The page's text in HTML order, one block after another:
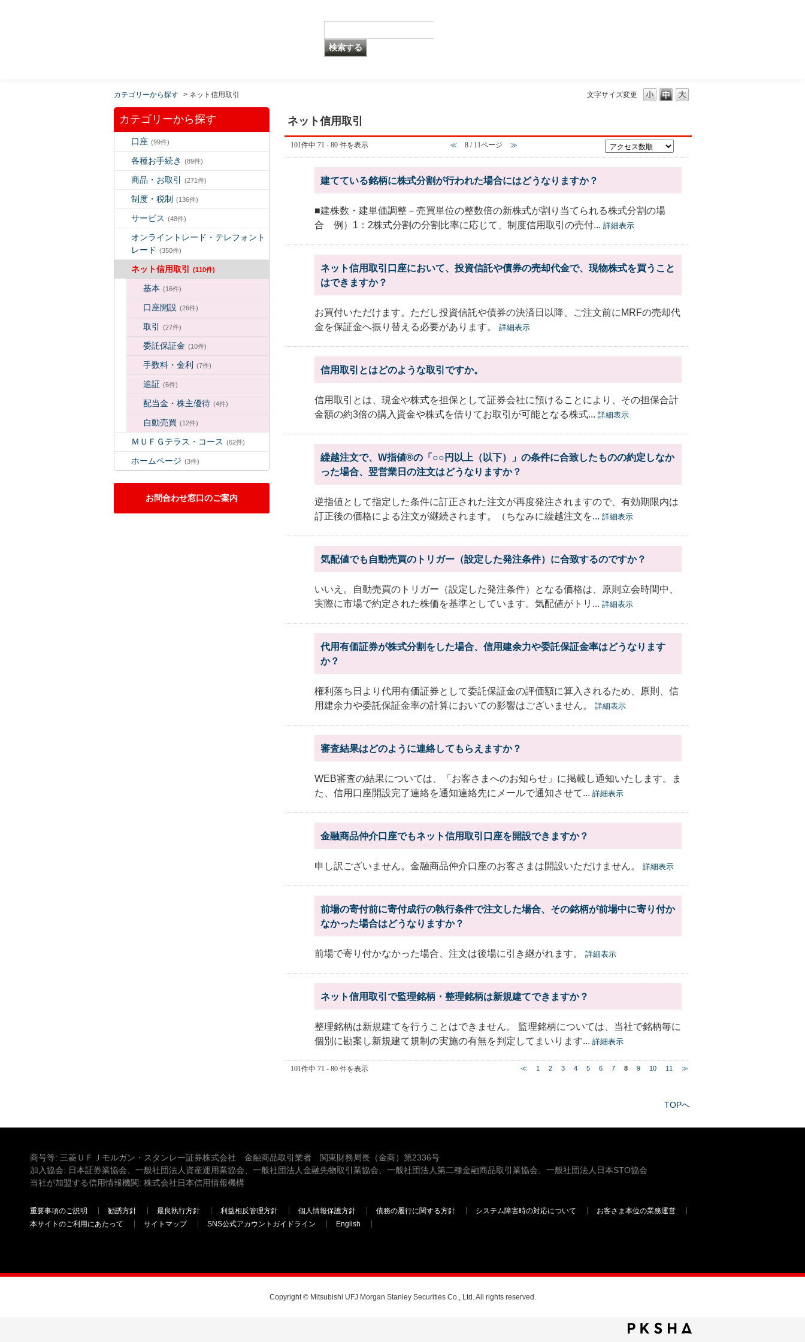
文字サイズ変更
カテゴリーから探す > ネット信用取引
カテゴリーから探す
口座 (99件)
各種お手続き (89件)
商品・お取引 (271件)
制度・税制 (136件)
サービス (48件)
オンライントレード・テレフォント
レード (350件)
ネット信用取引 (110件)
基本 (16件)
口座開設 (26件)
取引 (27件)
委託保証金 (10件)
手数料・金利 (7件)
追証 (6件)
配当金・株主優待 (4件)
自動売買 (12件)
ＭＵＦＧテラス・コース (62件)
ホームページ (3件)
お問合わせ窓口のご案内
ネット信用取引
101件中 71 - 80 件を表示 ≪ 8 / 11ページ ≫
建てている銘柄に株式分割が行われた場合にはどうなりますか？
■建株数・建単価調整－売買単位の整数倍の新株式が割り当てられる株式分割の場
合 例）1：2株式分割の分割比率に応じて、制度信用取引の売付... 詳細表示
ネット信用取引口座において、投資信託や債券の売却代金で、現物株式を買うこと
はできますか？
お買付いただけます。ただし投資信託や債券の決済日以降、ご注文前にMRFの売却代
金を保証金へ振り替える必要があります。
詳細表示
信用取引とはどのような取引ですか。
信用取引とは、現金や株式を担保として証券会社に預けることにより、その担保合計
金額の約3倍の購入資金や株式を借りてお取引が可能となる株式... 詳細表示
繰越注文で、W指値®の「○○円以上（以下）」の条件に合致したものの約定しなか
った場合、翌営業日の注文はどうなりますか？
逆指値として指定した条件に訂正された注文が再度発注されますので、有効期限内は
訂正後の価格による注文が継続されます。（ちなみに繰越注文を... 詳細表示
気配値でも自動売買のトリガー（設定した発注条件）に合致するのですか？
いいえ。自動売買のトリガー（設定した発注条件）となる価格は、原則立会時間中、
実際に市場で約定された株価を基準としています。気配値がトリ... 詳細表示
代用有価証券が株式分割をした場合、信用建余力や委託保証金率はどうなります
か？
権利落ち日より代用有価証券として委託保証金の評価額に算入されるため、原則、信
用建余力や委託保証金率の計算においての影響はございません。
詳細表示
審査結果はどのように連絡してもらえますか？
WEB審査の結果については、「お客さまへのお知らせ」に掲載し通知いたします。ま
た、信用口座開設完了連絡を通知連絡先にメールで通知させて... 詳細表示
金融商品仲介口座でもネット信用取引口座を開設できますか？
申し訳ございません。金融商品仲介口座のお客さまは開設いただけません。 詳細表示
前場の寄付前に寄付成行の執行条件で注文した場合、その銘柄が前場中に寄り付か
なかった場合はどうなりますか？
前場で寄り付かなかった場合、注文は後場に引き継がれます。 詳細表示
ネット信用取引で監理銘柄・整理銘柄は新規建てできますか？
整理銘柄は新規建てを行うことはできません。 監理銘柄については、当社で銘柄毎に
個別に勘案し新規建て規制の実施の有無を判定してまいります... 詳細表示
101件中 71 - 80 件を表示 ≪ 1 2 3 4 5 6 7 8 9 10 11 ≫
TOPへ
商号等: 三菱ＵＦＪモルガン・スタンレー証券株式会社 金融商品取引業者 関東財務局長（金商）第2336号
加入協会: 日本証券業協会、一般社団法人資産運用業協会、一般社団法人金融先物取引業協会、一般社団法人第二種金融商品取引業協会、一般社団法人日本STO協会
当社が加盟する信用情報機関: 株式会社日本信用情報機構
重要事項のご説明 勧誘方針 最良執行方針 利益相反管理方針 個人情報保護方針 債務の履行に関する方針 システム障害時の対応について
お客さま本位の業務運営
本サイトのご利用にあたって
サイトマップ SNS公式アカウントガイドライン English
Copyright © Mitsubishi UFJ Morgan Stanley Securities Co., Ltd. All rights reserved.